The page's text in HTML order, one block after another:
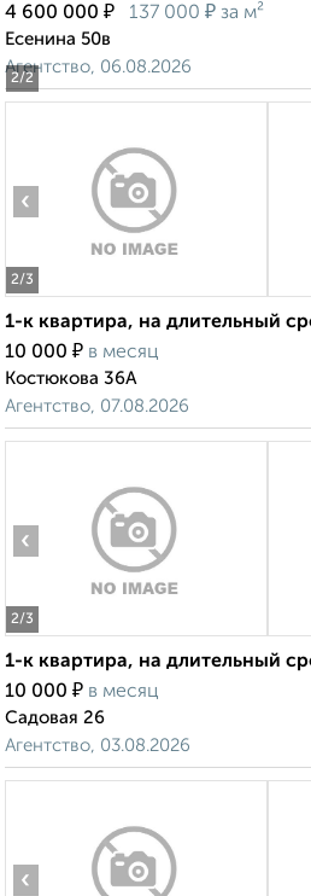
2/2
4 600 000 ₽ 137 000 ₽ за м²
Есенина 50в
Агентство, 06.08.2026
2/3
‹
1-к квартира, на длительный
10 000 ₽ в месяц
Костюкова 36А
Агентство, 07.08.2026
2/3
‹
1-к квартира, на длительный
10 000 ₽ в месяц
Садовая 26
Агентство, 03.08.2026
‹